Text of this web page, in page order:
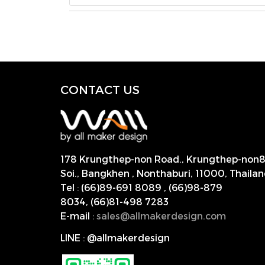
CONTACT US
178 Krungthep-non Road., Krungthep-non8
Soi., Bangkhen , Nonthaburi, 11000,
Tel : (66)89-691 8089 , (66)98-879
8034, (66)81-498 7283
E-mail : sales@allmakerdesign.com
LINE : @allmakerdesign